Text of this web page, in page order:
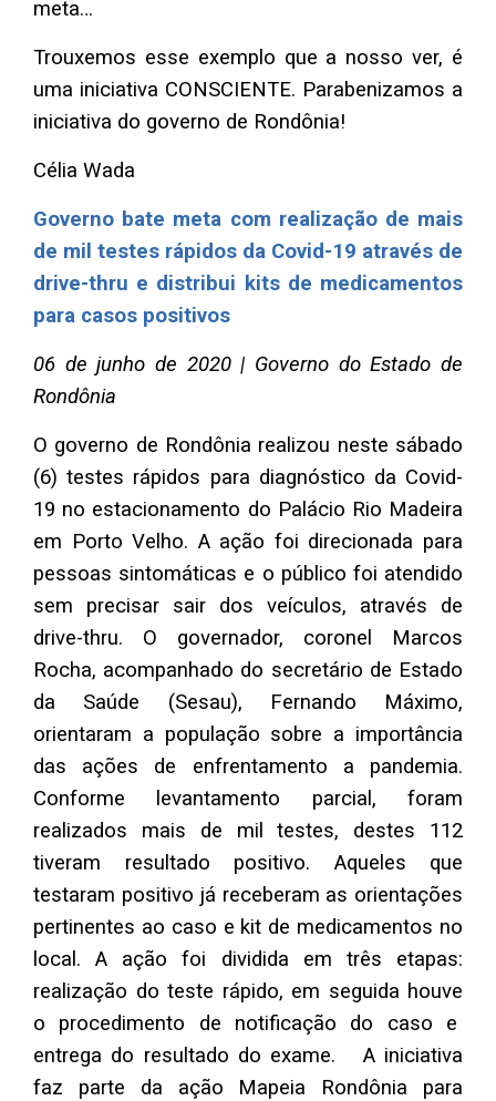
meta…
Trouxemos esse exemplo que a nosso ver, é
uma iniciativa CONSCIENTE. Parabenizamos a
iniciativa do governo de Rondônia!
Célia Wada
Governo bate meta com realização de mais
de mil testes rápidos da Covid-19 através de
drive-thru e distribui kits de medicamentos
para casos positivos
06 de junho de 2020 | Governo do Estado de
Rondônia
O governo de Rondônia realizou neste sábado
(6) testes rápidos para diagnóstico da Covid-
19 no estacionamento do Palácio Rio Madeira
em Porto Velho. A ação foi direcionada para
pessoas sintomáticas e o público foi atendido
sem precisar sair dos veículos, através de
drive-thru. O governador, coronel Marcos
Rocha, acompanhado do secretário de Estado
da Saúde (Sesau), Fernando Máximo,
orientaram a população sobre a importância
das ações de enfrentamento a pandemia.
Conforme levantamento parcial, foram
realizados mais de mil testes, destes 112
tiveram resultado positivo. Aqueles que
testaram positivo já receberam as orientações
pertinentes ao caso e kit de medicamentos no
local. A ação foi dividida em três etapas:
realização do teste rápido, em seguida houve
o procedimento de notificação do caso e
entrega do resultado do exame. A iniciativa
faz parte da ação Mapeia Rondônia para